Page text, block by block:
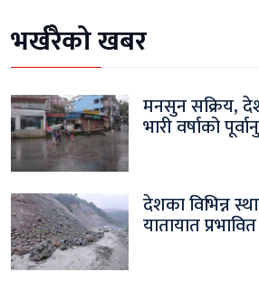
भर्खरैको खबर
मनसुन सक्रिय,
भारी वर्षाको
देशका विभिन्न
यातायात प्रभावित